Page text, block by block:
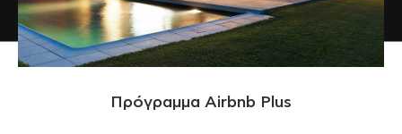
Πρόγραμμα Airbnb Plus